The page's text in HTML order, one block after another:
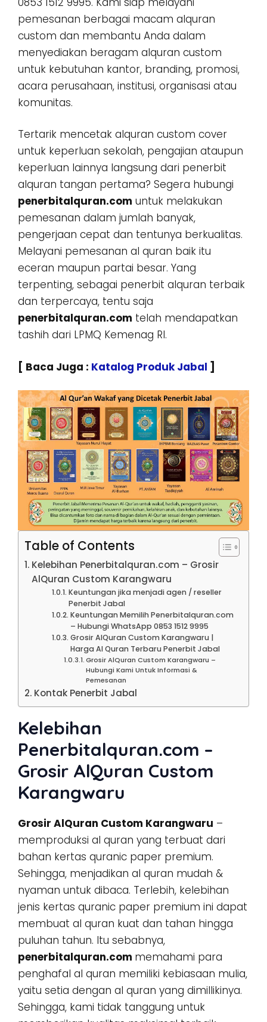
pemesanan berbagai macam alquran
custom dan membantu Anda dalam
menyediakan beragam alquran custom
untuk kebutuhan kantor, branding, promosi,
acara perusahaan, institusi, organisasi atau
komunitas.
Tertarik mencetak alquran custom cover
untuk keperluan sekolah, pengajian ataupun
keperluan lainnya langsung dari penerbit
alquran tangan pertama? Segera hubungi
penerbitalquran.com untuk melakukan
pemesanan dalam jumlah banyak,
pengerjaan cepat dan tentunya berkualitas.
Melayani pemesanan al quran baik itu
eceran maupun partai besar. Yang
terpenting, sebagai penerbit alquran terbaik
dan terpercaya, tentu saja
penerbitalquran.com telah mendapatkan
tashih dari LPMQ Kemenag RI.
[ Baca Juga : Katalog Produk Jabal ]
Table of Contents
Kelebihan Penerbitalquran.com – Grosir
AlQuran Custom Karangwaru
Keuntungan jika menjadi agen / reseller
Penerbit Jabal
Keuntungan Memilih Penerbitalquran.com
– Hubungi WhatsApp 0853 1512 9995
Grosir AlQuran Custom Karangwaru |
Harga Al Quran Terbaru Penerbit Jabal
Grosir AlQuran Custom Karangwaru –
Hubungi Kami Untuk Informasi &
Pemesanan
Kontak Penerbit Jabal
Kelebihan
Penerbitalquran.com –
Grosir AlQuran Custom
Karangwaru
Grosir AlQuran Custom Karangwaru –
memproduksi al quran yang terbuat dari
bahan kertas quranic paper premium.
Sehingga, menjadikan al quran mudah &
nyaman untuk dibaca. Terlebih, kelebihan
jenis kertas quranic paper premium ini dapat
membuat al quran kuat dan tahan hingga
puluhan tahun. Itu sebabnya,
penerbitalquran.com memahami para
penghafal al quran memiliki kebiasaan mulia,
yaitu setia dengan al quran yang dimillikinya.
Sehingga, kami tidak tanggung untuk